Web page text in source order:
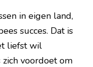
in eigen land,
succes. Dat is
liefst wil
zich voordoet om